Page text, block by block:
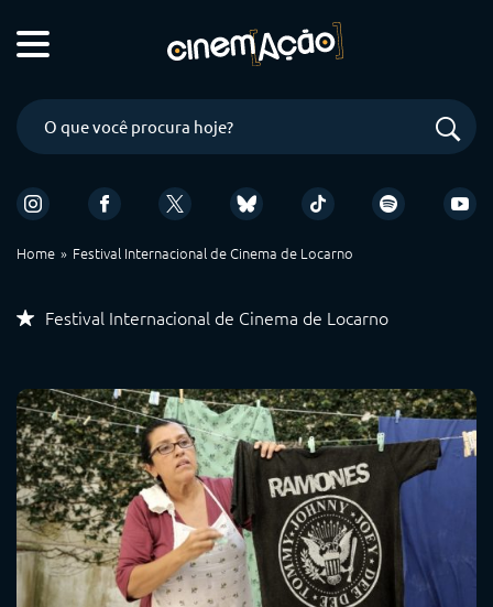
Home Festival Internacional de Cinema de Locarno
Festival Internacional de Cinema de Locarno